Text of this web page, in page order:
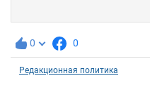
0 0
Редакционная политика